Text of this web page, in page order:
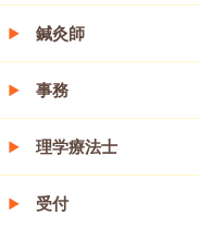
鍼灸師
事務
理学療法士
受付